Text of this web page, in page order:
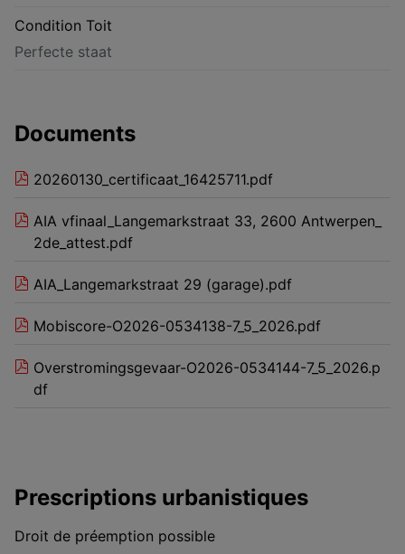
Condition Toit
Perfecte staat
Documents
20260130_certificaat_16425711.pdf
AIA vfinaal_Langemarkstraat 33, 2600 Antwerpen_
2de_attest.pdf
AIA_Langemarkstraat 29 (garage).pdf
Mobiscore-O2026-0534138-7_5_2026.pdf
Overstromingsgevaar-O2026-0534144-7_5_2026.p
df
Prescriptions urbanistiques
Droit de préemption possible